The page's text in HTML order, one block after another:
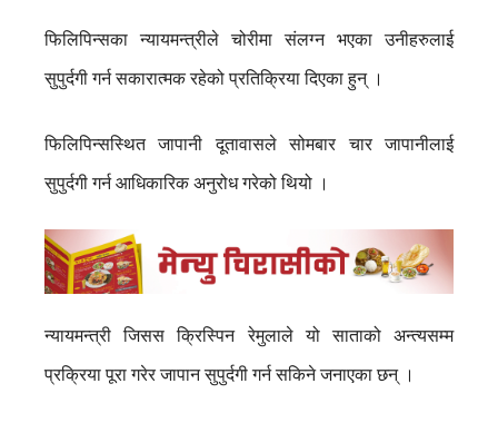
फिलिपिन्सका न्यायमन्त्रीले चोरीमा संलग्न भएका उनीहरुलाई
सुपुर्दगी गर्न सकारात्मक रहेको प्रतिक्रिया दिएका हुन् ।
फिलिपिन्सस्थित जापानी दूतावासले सोमबार चार जापानीलाई
सुपुर्दगी गर्न आधिकारिक अनुरोध गरेको थियो ।
न्यायमन्त्री जिसस क्रिस्पिन रेमुलाले यो साताको अन्त्यसम्म
प्रक्रिया पूरा गरेर जापान सुपुर्दगी गर्न सकिने जनाएका छन् ।